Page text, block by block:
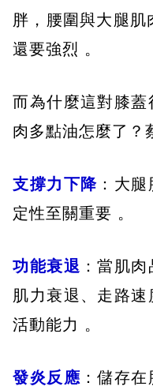
胖，腰圍與大腿
還要強烈 。
而為什麼這對膝蓋
肉多點油怎麼了？
支撐力下降 ：大
定性至關重要 。
功能衰退 ：當肌
肌力衰退、走路
活動能力 。
發炎反應 ：儲存